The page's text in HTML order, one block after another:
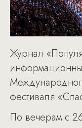
Журнал
фестиваля
По вечерам с